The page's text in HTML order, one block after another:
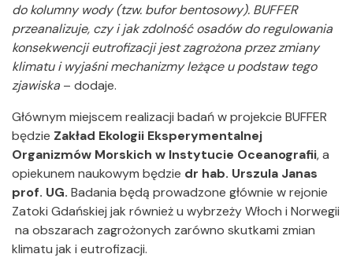
do kolumny wody (tzw. bufor bentosowy). BUFFER
przeanalizuje, czy i jak zdolność osadów do regulowania
konsekwencji eutrofizacji jest zagrożona przez zmiany
klimatu i wyjaśni mechanizmy leżące u podstaw tego
zjawiska – dodaje.
Głównym miejscem realizacji badań w projekcie BUFFER
będzie Zakład Ekologii Eksperymentalnej
Organizmów Morskich w Instytucie Oceanografii, a
opiekunem naukowym będzie dr hab. Urszula Janas
prof. UG. Badania będą prowadzone głównie w rejonie
Zatoki Gdańskiej jak również u wybrzeży Włoch i Norwegii
na obszarach zagrożonych zarówno skutkami zmian
klimatu jak i eutrofizacji.